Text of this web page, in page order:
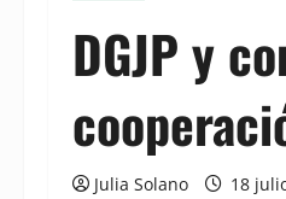
DGJP y
Julia Solano 18